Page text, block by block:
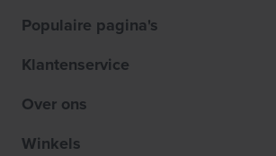
Populaire pagina's
Klantenservice
Over ons
Winkels